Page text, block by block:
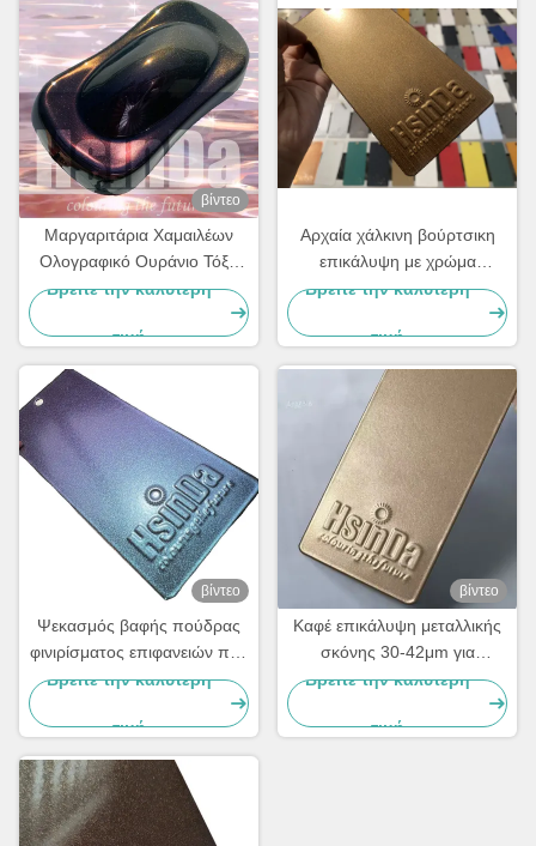
βίντεο
Μαργαριτάρια Χαμαιλέων
Ολογραφικό Ουράνιο Τόξο
Μεταλλικά Χρώματα Πουλί
Βρείτε την καλύτερη
τιμή
Αρχαία χάλκινη βούρτσικη
επικάλυψη με χρώμα
ψεκασμού από πολυεστέρα
Βρείτε την καλύτερη
τιμή
βίντεο
Ψεκασμός βαφής πούδρας
φινιρίσματος επιφανειών που
αλλάζει χρώμα,
μετασχηματιστικό σχεδιασμό
Βρείτε την καλύτερη
τιμή
βίντεο
Καφέ επικάλυψη μεταλλικής
σκόνης 30-42μm για
μεταλλικές επιφάνειες
Βρείτε την καλύτερη
τιμή